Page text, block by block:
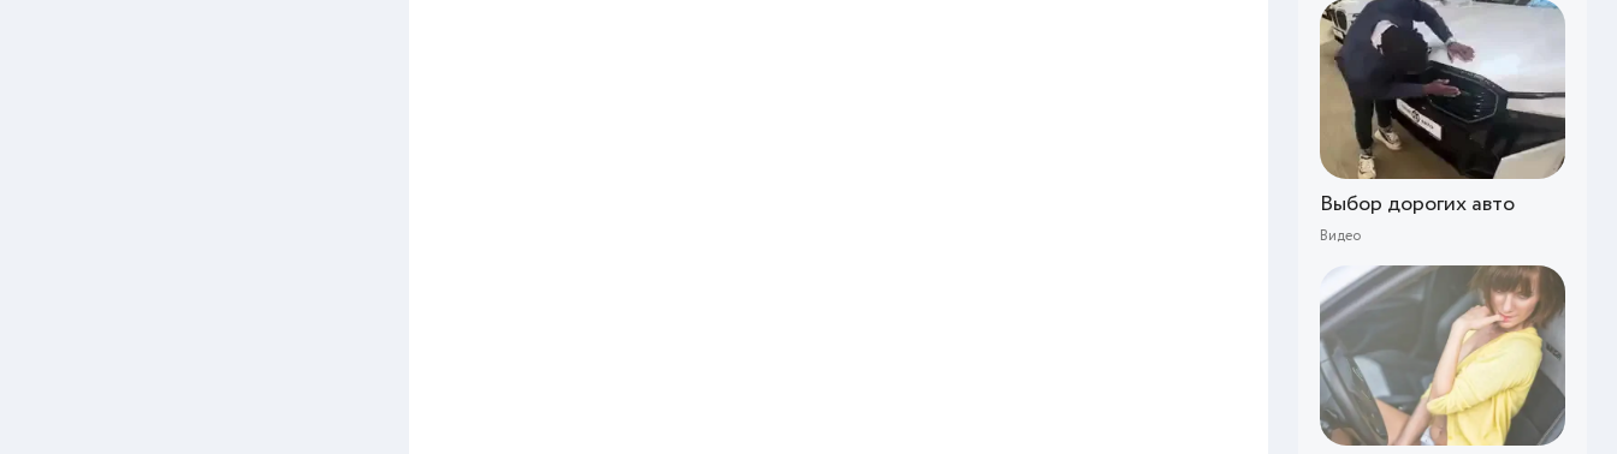
Выбор дорогих авто⁠⁠
Видео